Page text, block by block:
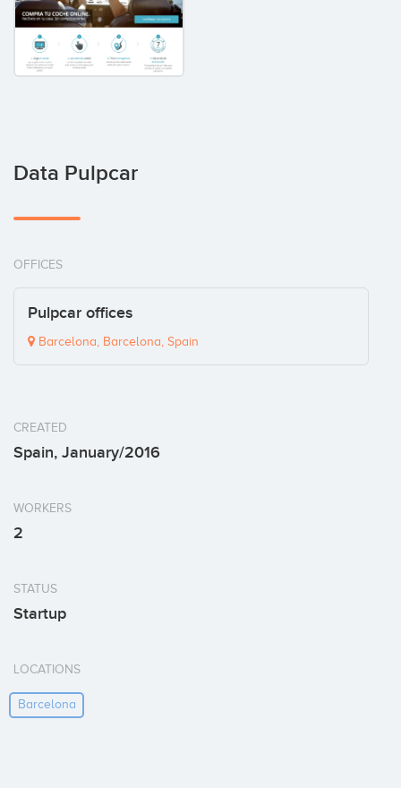
Data Pulpcar
OFFICES
Pulpcar offices
Barcelona, Barcelona, Spain
CREATED
Spain, January/2016
WORKERS
2
STATUS
Startup
LOCATIONS
Barcelona